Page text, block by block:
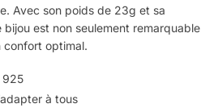
Avec son poids de 23g et sa
est non seulement remarquable
confort optimal.
925
à tous